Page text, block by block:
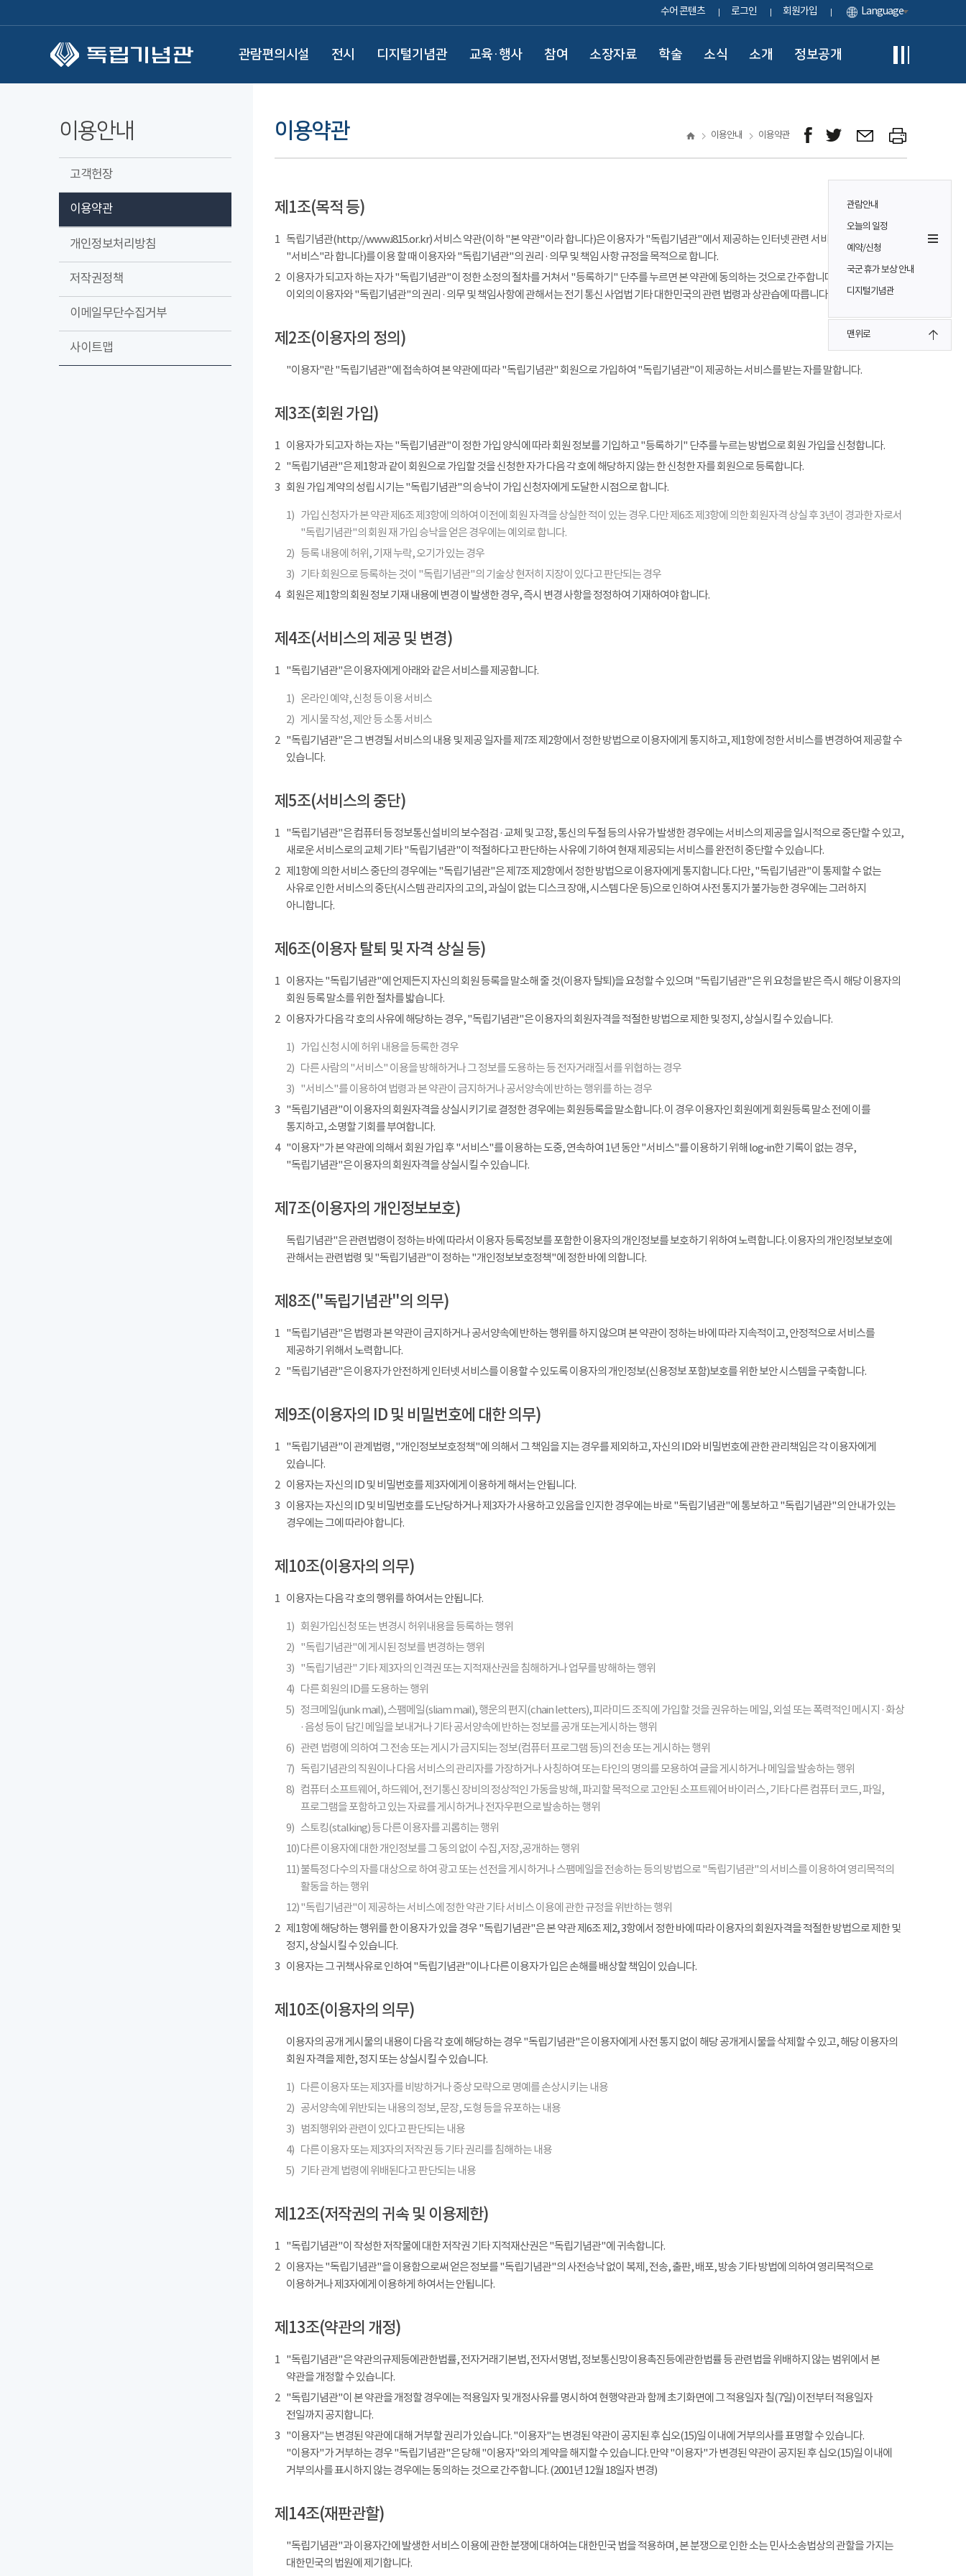
수어 콘텐츠 로그인 회원가입 Language
관람편의시설 전시 디지털기념관 교육·행사 참여 소장자료 학술 소식 소개 정보공개
관람안내
오늘의 일정
예약/신청
국군 휴가 보상 안내
디지털기념관
맨위로
이용안내
고객헌장
이용약관
개인정보처리방침
저작권정책
이메일무단수집거부
사이트맵
이용약관 이용안내 이용약관
제1조(목적 등)
1 독립기념관(http://www.i815.or.kr) 서비스 약관(이하 "본 약관"이라 합니다)은 이용자가 "독립기념관"에서 제공하는 인터넷 관련 서비스(이하
"서비스"라 합니다)를 이용 할 때 이용자와 "독립기념관"의 권리 · 의무 및 책임 사항 규정을 목적으로 합니다.
2 이용자가 되고자 하는 자가 "독립기념관"이 정한 소정의 절차를 거쳐서 "등록하기" 단추를 누르면 본 약관에 동의하는 것으로 간주합니다. 본 약관에 정하는
이외의 이용자와 "독립기념관"의 권리 · 의무 및 책임사항에 관해서는 전기 통신 사업법 기타 대한민국의 관련 법령과 상관습에 따릅니다.
제2조(이용자의 정의)
"이용자"란 "독립기념관"에 접속하여 본 약관에 따라 "독립기념관" 회원으로 가입하여 "독립기념관"이 제공하는 서비스를 받는 자를 말합니다.
제3조(회원 가입)
1 이용자가 되고자 하는 자는 "독립기념관"이 정한 가입 양식에 따라 회원 정보를 기입하고 "등록하기" 단추를 누르는 방법으로 회원 가입을 신청합니다.
2 "독립기념관"은 제1항과 같이 회원으로 가입할 것을 신청한 자가 다음 각 호에 해당하지 않는 한 신청한 자를 회원으로 등록합니다.
3 회원 가입 계약의 성립 시기는 "독립기념관"의 승낙이 가입 신청자에게 도달한 시점으로 합니다.
1) 가입 신청자가 본 약관 제6조 제3항에 의하여 이전에 회원 자격을 상실한 적이 있는 경우. 다만 제6조 제3항에 의한 회원자격 상실 후 3년이 경과한 자로서
"독립기념관"의 회원 재 가입 승낙을 얻은 경우에는 예외로 합니다.
2) 등록 내용에 허위, 기재 누락, 오기가 있는 경우
3) 기타 회원으로 등록하는 것이 "독립기념관"의 기술상 현저히 지장이 있다고 판단되는 경우
4
회원은 제1항의 회원 정보 기재 내용에 변경 이 발생한 경우, 즉시 변경 사항을 정정하여 기재하여야 합니다.
제4조(서비스의 제공 및 변경)
1 "독립기념관"은 이용자에게 아래와 같은 서비스를 제공합니다.
1) 온라인 예약, 신청 등 이용 서비스
2) 게시물 작성, 제안 등 소통 서비스
2 "독립기념관"은 그 변경될 서비스의 내용 및 제공 일자를 제7조 제2항에서 정한 방법으로 이용자에게 통지하고, 제1항에 정한 서비스를 변경하여 제공할 수
있습니다.
제5조(서비스의 중단)
1 "독립기념관"은 컴퓨터 등 정보통신설비의 보수점검 · 교체 및 고장, 통신의 두절 등의 사유가 발생한 경우에는 서비스의 제공을 일시적으로 중단할 수 있고,
새로운 서비스로의 교체 기타 "독립기념관"이 적절하다고 판단하는 사유에 기하여 현재 제공되는 서비스를 완전히 중단할 수 있습니다.
2 제1항에 의한 서비스 중단의 경우에는 "독립기념관"은 제7조 제2항에서 정한 방법으로 이용자에게 통지합니다. 다만, "독립기념관"이 통제할 수 없는
사유로 인한 서비스의 중단(시스템 관리자의 고의, 과실이 없는 디스크 장애, 시스템 다운 등)으로 인하여 사전 통지가 불가능한 경우에는 그러하지
아니합니다.
제6조(이용자 탈퇴 및 자격 상실 등)
1 이용자는 "독립기념관"에 언제든지 자신의 회원 등록을 말소해 줄 것(이용자 탈퇴)을 요청할 수 있으며 "독립기념관"은 위 요청을 받은 즉시 해당 이용자의
회원 등록 말소를 위한 절차를 밟습니다.
2 이용자가 다음 각 호의 사유에 해당하는 경우, "독립기념관"은 이용자의 회원자격을 적절한 방법으로 제한 및 정지, 상실시킬 수 있습니다.
1) 가입 신청 시에 허위 내용을 등록한 경우
2) 다른 사람의 "서비스" 이용을 방해하거나 그 정보를 도용하는 등 전자거래질서를 위협하는 경우
3) "서비스"를 이용하여 법령과 본 약관이 금지하거나 공서양속에 반하는 행위를 하는 경우
3 "독립기념관"이 이용자의 회원자격을 상실시키기로 결정한 경우에는 회원등록을 말소합니다. 이 경우 이용자인 회원에게 회원등록 말소 전에 이를
통지하고, 소명할 기회를 부여합니다.
4
"이용자"가 본 약관에 의해서 회원 가입 후 "서비스"를 이용하는 도중, 연속하여 1년 동안 "서비스"를 이용하기 위해 log-in한 기록이 없는 경우,
"독립기념관"은 이용자의 회원자격을 상실시킬 수 있습니다.
제7조(이용자의 개인정보보호)
독립기념관"은 관련법령이 정하는 바에 따라서 이용자 등록정보를 포함한 이용자의 개인정보를 보호하기 위하여 노력합니다. 이용자의 개인정보보호에
관해서는 관련법령 및 "독립기념관"이 정하는 "개인정보보호정책"에 정한 바에 의합니다.
제8조("독립기념관"의 의무)
1 "독립기념관"은 법령과 본 약관이 금지하거나 공서양속에 반하는 행위를 하지 않으며 본 약관이 정하는 바에 따라 지속적이고, 안정적으로 서비스를
제공하기 위해서 노력합니다.
2 "독립기념관"은 이용자가 안전하게 인터넷 서비스를 이용할 수 있도록 이용자의 개인정보(신용정보 포함)보호를 위한 보안 시스템을 구축합니다.
제9조(이용자의 ID 및 비밀번호에 대한 의무)
1 "독립기념관"이 관계법령, "개인정보보호정책"에 의해서 그 책임을 지는 경우를 제외하고, 자신의 ID와 비밀번호에 관한 관리책임은 각 이용자에게
있습니다.
2 이용자는 자신의 ID 및 비밀번호를 제3자에게 이용하게 해서는 안됩니다.
3 이용자는 자신의 ID 및 비밀번호를 도난당하거나 제3자가 사용하고 있음을 인지한 경우에는 바로 "독립기념관"에 통보하고 "독립기념관"의 안내가 있는
경우에는 그에 따라야 합니다.
제10조(이용자의 의무)
1 이용자는 다음 각 호의 행위를 하여서는 안됩니다.
1) 회원가입신청 또는 변경시 허위내용을 등록하는 행위
2) "독립기념관"에 게시된 정보를 변경하는 행위
3) "독립기념관" 기타 제3자의 인격권 또는 지적재산권을 침해하거나 업무를 방해하는 행위
4) 다른 회원의 ID를 도용하는 행위
5) 정크메일(junk mail), 스팸메일(sliam mail), 행운의 편지(chain letters), 피라미드 조직에 가입할 것을 권유하는 메일, 외설 또는 폭력적인 메시지 · 화상
· 음성 등이 담긴 메일을 보내거나 기타 공서양속에 반하는 정보를 공개 또는게시하는 행위
6) 관련 법령에 의하여 그 전송 또는 게시가 금지되는 정보(컴퓨터 프로그램 등)의 전송 또는 게시하는 행위
7) 독립기념관의 직원이나 다음 서비스의 관리자를 가장하거나 사칭하여 또는 타인의 명의를 모용하여 글을 게시하거나 메일을 발송하는 행위
8) 컴퓨터 소프트웨어, 하드웨어, 전기통신 장비의 정상적인 가동을 방해, 파괴할 목적으로 고안된 소프트웨어 바이러스, 기타 다른 컴퓨터 코드, 파일,
프로그램을 포함하고 있는 자료를 게시하거나 전자우편으로 발송하는 행위
9) 스토킹(stalking) 등 다른 이용자를 괴롭히는 행위
10)다른 이용자에 대한 개인정보를 그 동의 없이 수집,저장,공개하는 행위
11)불특정 다수의 자를 대상으로 하여 광고 또는 선전을 게시하거나 스팸메일을 전송하는 등의 방법으로 "독립기념관"의 서비스를 이용하여 영리목적의
활동을 하는 행위
12)"독립기념관"이 제공하는 서비스에 정한 약관 기타 서비스 이용에 관한 규정을 위반하는 행위
2 제1항에 해당하는 행위를 한 이용자가 있을 경우 "독립기념관"은 본 약관 제6조 제2, 3항에서 정한 바에 따라 이용자의 회원자격을 적절한 방법으로 제한 및
정지, 상실시킬 수 있습니다.
3 이용자는 그 귀책사유로 인하여 "독립기념관"이나 다른 이용자가 입은 손해를 배상할 책임이 있습니다.
제10조(이용자의 의무)
이용자의 공개 게시물의 내용이 다음 각 호에 해당하는 경우 "독립기념관"은 이용자에게 사전 통지 없이 해당 공개게시물을 삭제할 수 있고, 해당 이용자의
회원 자격을 제한, 정지 또는 상실시킬 수 있습니다.
1) 다른 이용자 또는 제3자를 비방하거나 중상 모략으로 명예를 손상시키는 내용
2) 공서양속에 위반되는 내용의 정보, 문장, 도형 등을 유포하는 내용
3)
범죄행위와 관련이 있다고 판단되는 내용
4) 다른 이용자 또는 제3자의 저작권 등 기타 권리를 침해하는 내용
5) 기타 관계 법령에 위배된다고 판단되는 내용
제12조(저작권의 귀속 및 이용제한)
1 "독립기념관"이 작성한 저작물에 대한 저작권 기타 지적재산권은 "독립기념관"에 귀속합니다.
2 이용자는 "독립기념관"을 이용함으로써 얻은 정보를 "독립기념관"의 사전승낙 없이 복제, 전송, 출판, 배포, 방송 기타 방법에 의하여 영리목적으로
이용하거나 제3자에게 이용하게 하여서는 안됩니다.
제13조(약관의 개정)
1 "독립기념관"은 약관의규제등에관한법률, 전자거래기본법, 전자서명법, 정보통신망이용촉진등에관한법률 등 관련법을 위배하지 않는 범위에서 본
약관을 개정할 수 있습니다.
2 "독립기념관"이 본 약관을 개정할 경우에는 적용일자 및 개정사유를 명시하여 현행약관과 함께 초기화면에 그 적용일자 칠(7일) 이전부터 적용일자
전일까지 공지합니다.
3 "이용자"는 변경된 약관에 대해 거부할 권리가 있습니다. "이용자"는 변경된 약관이 공지된 후 십오(15)일 이내에 거부의사를 표명할 수 있습니다.
"이용자"가 거부하는 경우 "독립기념관"은 당해 "이용자"와의 계약을 해지할 수 있습니다. 만약 "이용자"가 변경된 약관이 공지된 후 십오(15)일 이내에
거부의사를 표시하지 않는 경우에는 동의하는 것으로 간주합니다. (2001년 12월 18일자 변경)
제14조(재판관할)
"독립기념관"과 이용자간에 발생한 서비스 이용에 관한 분쟁에 대하여는 대한민국 법을 적용하며, 본 분쟁으로 인한 소는 민사소송법상의 관할을 가지는
대한민국의 법원에 제기합니다.